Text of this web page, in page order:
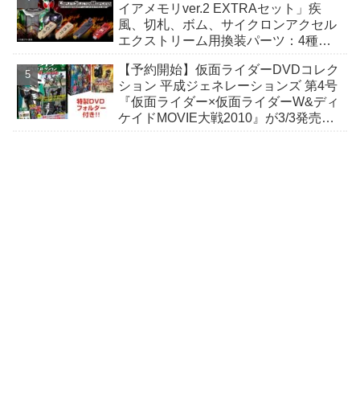
イアメモリver.2 EXTRAセット」疾
風、切札、ボム、サイクロンアクセル
エクストリーム用換装パーツ：4種の
録！
【予約開始】仮面ライダーDVDコレク
ション 平成ジェネレーションズ 第4号
『仮面ライダー×仮面ライダーW&ディ
ケイドMOVIE大戦2010』が3/3発売！